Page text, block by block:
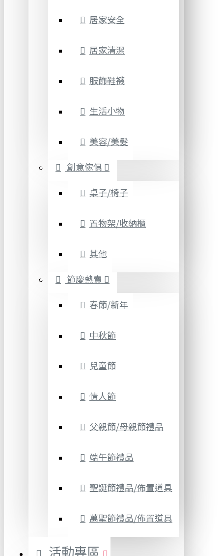
居家安全
居家清潔
服飾鞋襪
生活小物
美容/美髮
創意傢俱
桌子/椅子
置物架/收納櫃
其他
節慶熱賣
春節/新年
中秋節
兒童節
情人節
父親節/母親節禮品
端午節禮品
聖誕節禮品/佈置道具
萬聖節禮品/佈置道具
活動專區